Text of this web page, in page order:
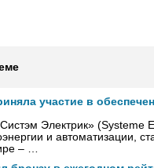
участие в
Электрик» (Systeme
и автоматизации,
– …